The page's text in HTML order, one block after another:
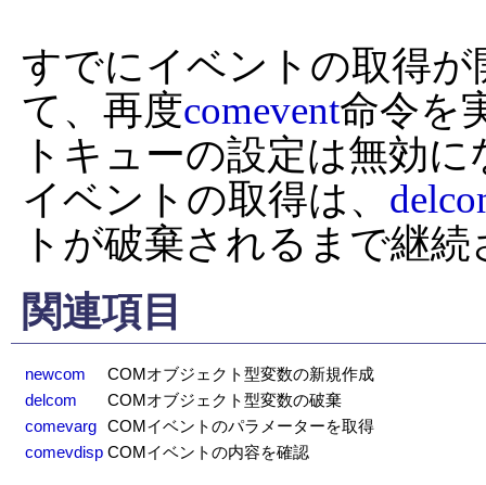
すでにイベントの取得
て、再度comevent命令を
トキューの設定は無効
イベントの取得は、
トが破棄されるまで継
関連項目
newcom
COMオブジェクト型変数の新規作成
delcom
COMオブジェクト型変数の破棄
comevarg COMイベントのパラメーターを取得
comevdisp COMイベントの内容を確認